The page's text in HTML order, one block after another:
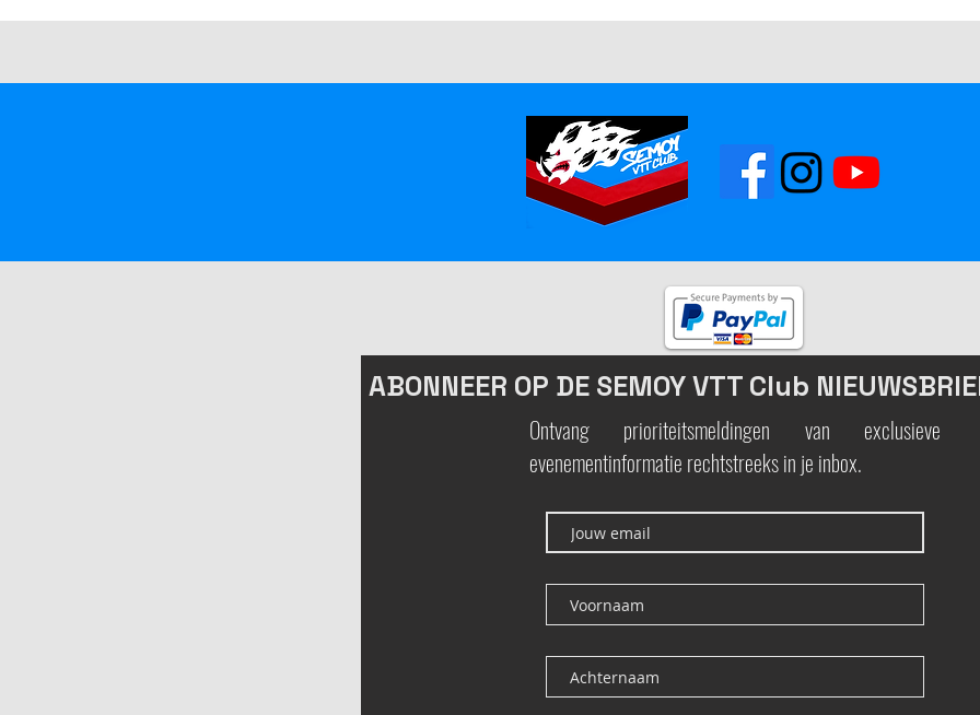
ABONNEER OP DE SEMOY VTT Club
Ontvang prioriteitsmeldingen van exclusieve
evenementinformatie rechtstreeks in je inbox.